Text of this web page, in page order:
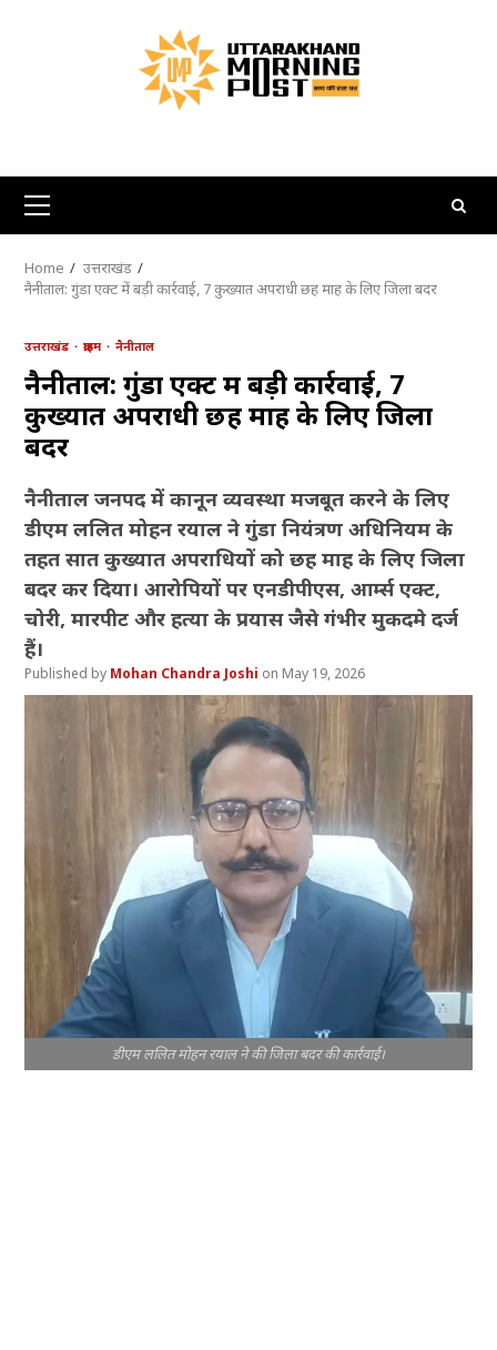
Primary
Menu
Home
उत्तराखंड
नैनीताल: गुंडा एक्ट में बड़ी कार्रवाई, 7 कुख्यात अपराधी छह माह के लिए जिला बदर
उत्तराखंड क्राइम नैनीताल
नैनीताल: गुंडा एक्ट में बड़ी कार्रवाई, 7
कुख्यात अपराधी छह माह के लिए जिला
बदर
नैनीताल जनपद में कानून व्यवस्था मजबूत करने के लिए
डीएम ललित मोहन रयाल ने गुंडा नियंत्रण अधिनियम के
तहत सात कुख्यात अपराधियों को छह माह के लिए जिला
बदर कर दिया। आरोपियों पर एनडीपीएस, आर्म्स एक्ट,
चोरी, मारपीट और हत्या के प्रयास जैसे गंभीर मुकदमे दर्ज
हैं।
Mohan Chandra Joshi May 19, 2026
डीएम ललित मोहन रयाल ने की जिला बदर की कार्रवाई।